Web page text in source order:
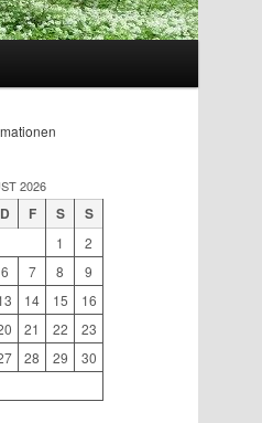
2026
D F S S
1
2
6 7 8
9
14 15
16
21 22
23
28 29
30